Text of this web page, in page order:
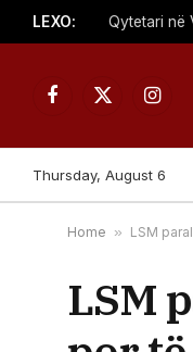
LEXO: Qytetari në
Facebook
X
Thursday, August 6
Home » LSM
LSM